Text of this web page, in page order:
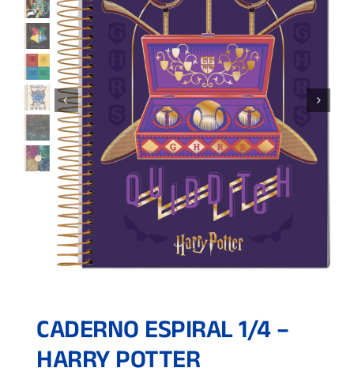
CADERNO ESPIRAL 1/4 –
HARRY POTTER